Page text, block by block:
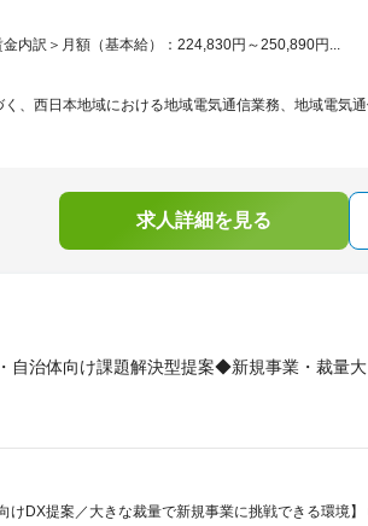
内訳＞月額（基本給）：224,830円～250,890円...
、西日本地域における地域電気通信業務、地域電気
求人詳細を見る
自治体向け課題解決型提案◆新規事業・裁量大
けDX提案／大きな裁量で新規事業に挑戦できる環境